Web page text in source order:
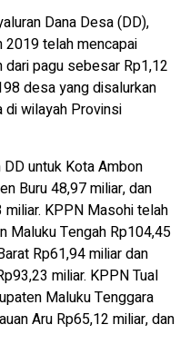
Dana Desa (DD),
telah mencapai
pagu sebesar Rp1,12
desa yang disalurkan
wilayah Provinsi
untuk Kota Ambon
Buru 48,97 miliar, dan
miliar. KPPN Masohi telah
Maluku Tengah Rp104,45
Rp61,94 miliar dan
miliar. KPPN Tual
Maluku Tenggara
Aru Rp65,12 miliar, dan